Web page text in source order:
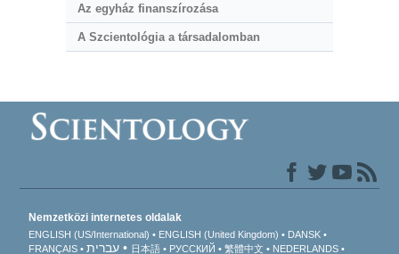
Az egyház finanszírozása
A Szcientológia a társadalomban
Nemzetközi internetes oldalak
ENGLISH (US/International) ENGLISH (United Kingdom)
DANSK
FRANÇAIS
עברית 日本語 РУССКИЙ 繁體中文 NEDERLANDS